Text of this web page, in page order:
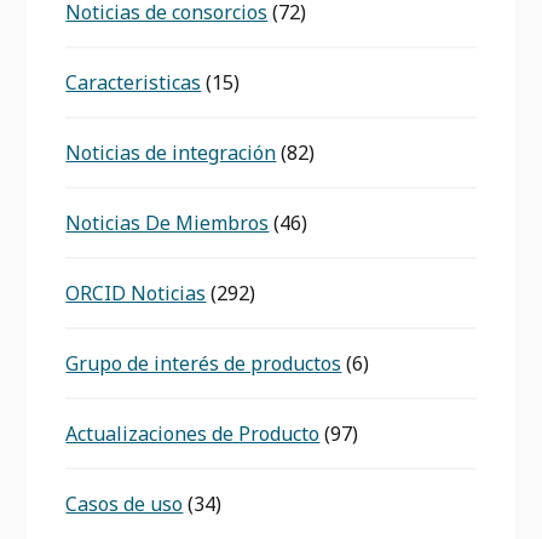
Noticias de consorcios (72)
Caracteristicas (15)
Noticias de integración(82)
Noticias De Miembros (46)
ORCID Noticias (292)
Grupo de interés de productos (6)
Actualizaciones de Producto(97)
Casos de uso(34)